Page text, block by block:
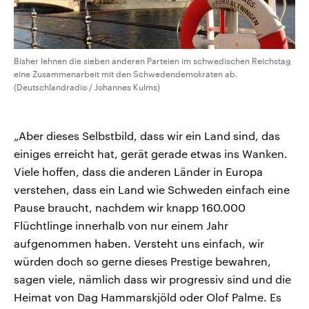
Bisher lehnen die sieben anderen Parteien im schwedischen Reichstag
eine Zusammenarbeit mit den Schwedendemokraten ab.
(Deutschlandradio / Johannes Kulms)
„Aber dieses Selbstbild, dass wir ein Land sind, das
einiges erreicht hat, gerät gerade etwas ins Wanken.
Viele hoffen, dass die anderen Länder in Europa
verstehen, dass ein Land wie Schweden einfach eine
Pause braucht, nachdem wir knapp 160.000
Flüchtlinge innerhalb von nur einem Jahr
aufgenommen haben. Versteht uns einfach, wir
würden doch so gerne dieses Prestige bewahren,
sagen viele, nämlich dass wir progressiv sind und die
Heimat von Dag Hammarskjöld oder Olof Palme. Es